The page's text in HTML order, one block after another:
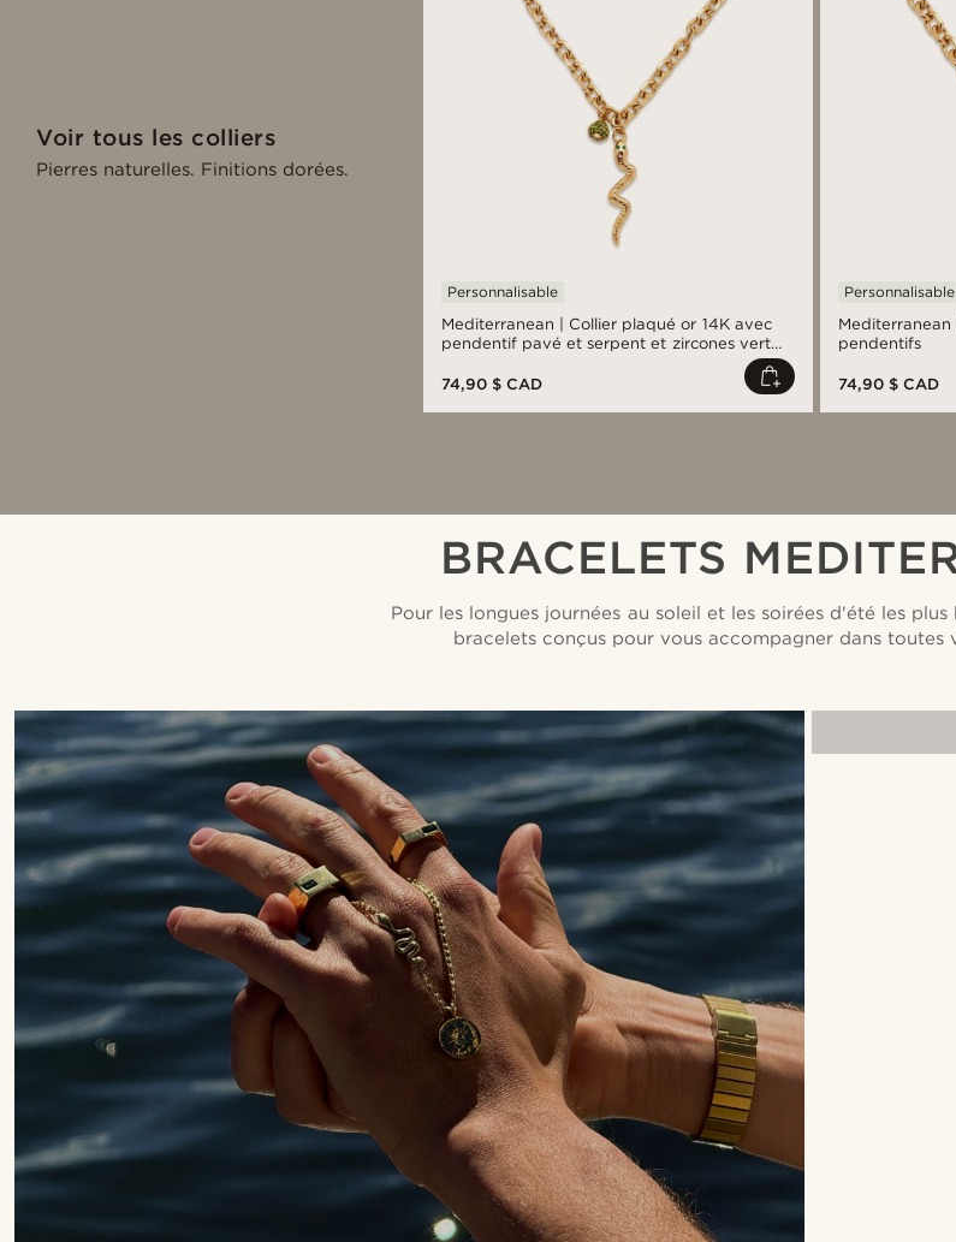
Voir tous les colliers
Pierres naturelles. Finitions dorées.
Mediterranean | Collier plaqué or 14K avec
pendentif pavé et serpent et zircones vert
Personnalisable
74,90 $ CAD
Mediterranean
pendentifs
Personnalisable
74,90 $ CAD
BRACELETS
Pour les longues journées au soleil et les soirées d'été les
bracelets conçus pour vous accompagner dans toutes